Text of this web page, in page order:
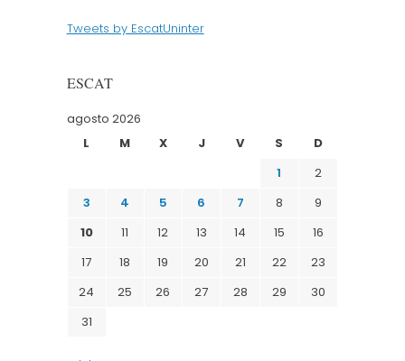
Tweets by EscatUninter
ESCAT
agosto 2026
L
M X J V S
D
1
2
3
4 5 6 7 8
9
10
11 12 13 14 15
16
17
18 19 20 21 22
23
24
25 26 27 28 29
30
31